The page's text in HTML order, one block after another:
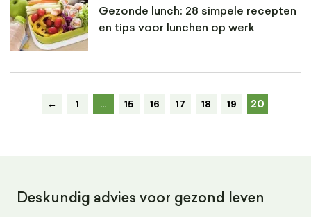
Gezonde lunch: 28 simpele recepten
en tips voor lunchen op werk
← 1 … 15 16 17 18 19 20
Deskundig advies voor gezond leven